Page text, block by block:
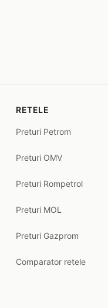
RETELE
Preturi Petrom
Preturi OMV
Preturi Rompetrol
Preturi MOL
Preturi Gazprom
Comparator retele